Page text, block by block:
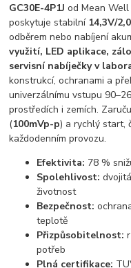
GC30E-4P1J od Mean
poskytuje stabilní 14,3V/
odběrem nebo nabíjení
využití, LED aplikace,
servisní nabíječky v
konstrukcí, ochranami a
univerzálnímu vstupu
prostředích i zemích.
(100mVp-p) a rychlý start,
každodenním provozu.
Efektivita: 78 %
Spolehlivost:
životnost
Bezpečnost:
teplotě
Přizpůsobitelnost:
potřeb
Plná certifikace: